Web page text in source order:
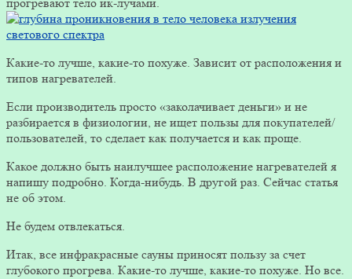
прогревают тело ик-лучами.
Какие-то лучше, какие-то похуже. Зависит от расположения и
типов нагревателей.
Если производитель просто «заколачивает деньги» и не
разбирается в физиологии, не ищет пользы для покупателей/
пользователей, то сделает как получается и как проще.
Какое должно быть наилучшее расположение нагревателей я
напишу подробно. Когда-нибудь. В другой раз. Сейчас статья
не об этом.
Не будем отвлекаться.
Итак, все инфракрасные сауны приносят пользу за счет
глубокого прогрева. Какие-то лучше, какие-то похуже. Но все.